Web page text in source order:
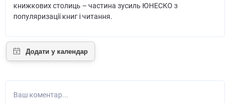
книжкових столиць – частина зусиль ЮНЕСКО з
популяризації книг і читання.
Ваш коментар...